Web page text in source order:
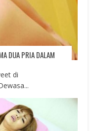
DUA PRIA DALAM
di